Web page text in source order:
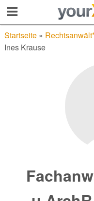
Startseite»
Ines Krause